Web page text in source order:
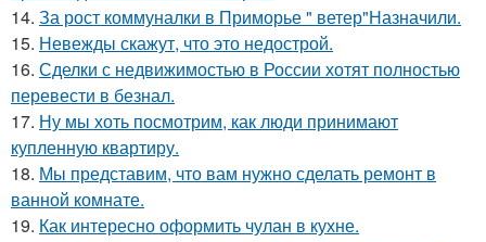
14. За рост коммуналки в Приморье " ветер"Назначили.
15. Невежды скажут, что это недострой.
16. Сделки с недвижимостью в России хотят полностью
перевести в безнал.
17. Ну мы хоть посмотрим, как люди принимают
купленную квартиру.
18. Мы представим, что вам нужно сделать ремонт в
ванной комнате.
19. Как интересно оформить чулан в кухне.